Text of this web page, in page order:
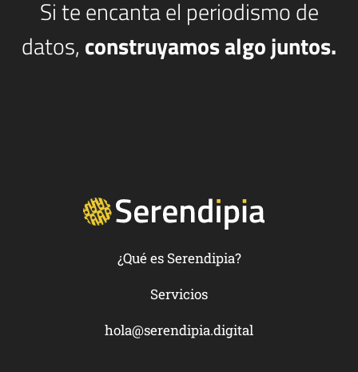
Si te encanta el periodismo de
datos, construyamos algo juntos.
¿Qué es Serendipia?
Servicios
hola@serendipia.digital